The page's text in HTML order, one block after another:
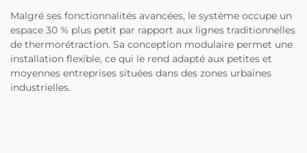
Malgré ses fonctionnalités avancées, le système occupe un
espace 30 % plus petit par rapport aux lignes traditionnelles
de thermorétraction. Sa conception modulaire permet une
installation flexible, ce qui le rend adapté aux petites et
moyennes entreprises situées dans des zones urbaines
industrielles.